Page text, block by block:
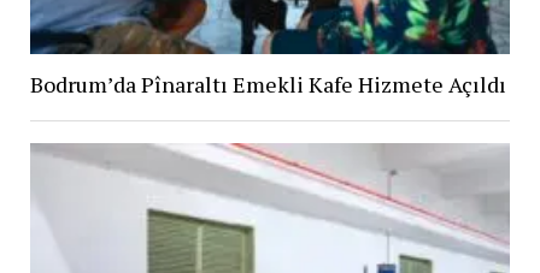
Bodrum’da Pînaraltı Emekli Kafe Hizmete Açıldı